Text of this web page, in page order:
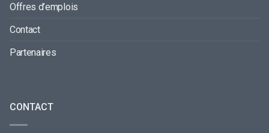
Offres d’emplois
Contact
Partenaires
CONTACT